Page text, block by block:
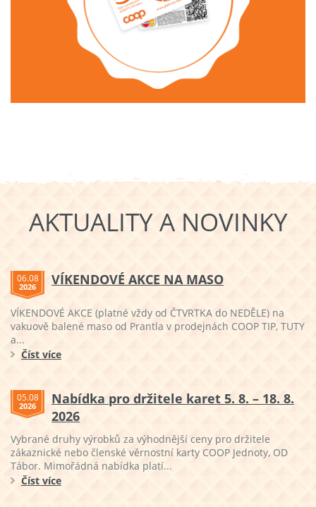
AKTUALITY A NOVINKY
06.08
2026 VÍKENDOVÉ AKCE NA MASO
VÍKENDOVÉ AKCE (platné vždy od ČTVRTKA do NEDĚLE) na
vakuově balené maso od Prantla v prodejnách COOP TIP, TUTY
a...
Číst více
05.08
2026
Nabídka pro držitele karet 5. 8. – 18. 8.
2026
Vybrané druhy výrobků za výhodnější ceny pro držitele
zákaznické nebo členské věrnostní karty COOP Jednoty, OD
Tábor. Mimořádná nabídka platí...
Číst více